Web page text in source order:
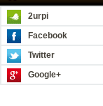
2urpi
Facebook
Twitter
Google+